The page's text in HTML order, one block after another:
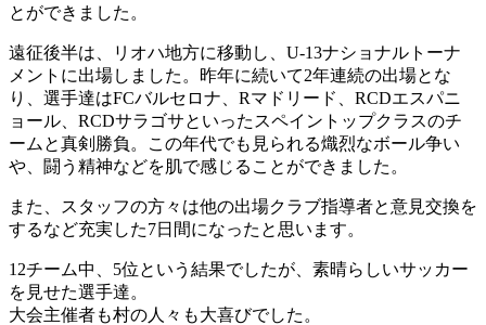
とができました。
遠征後半は、リオハ地方に移動し、U-13ナショナルトーナ
メントに出場しました。昨年に続いて2年連続の出場とな
り、選手達はFCバルセロナ、Rマドリード、RCDエスパニ
ョール、RCDサラゴサといったスペイントップクラスのチ
ームと真剣勝負。この年代でも見られる熾烈なボール争い
や、闘う精神などを肌で感じることができました。
また、スタッフの方々は他の出場クラブ指導者と意見交換を
するなど充実した7日間になったと思います。
12チーム中、5位という結果でしたが、素晴らしいサッカー
を見せた選手達。
大会主催者も村の人々も大喜びでした。